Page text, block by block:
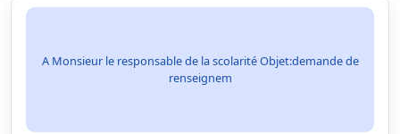
A Monsieur le responsable de la scolarité Objet:demande de
renseignem